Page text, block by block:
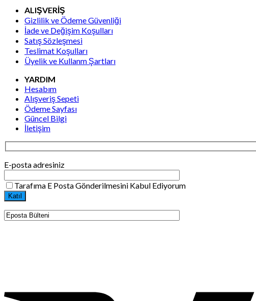
ALIŞVERİŞ
Gizlilik ve Ödeme Güvenliği
İade ve Değişim Koşulları
Satış Sözleşmesi
Teslimat Koşulları
Üyelik ve Kullanm Şartları
YARDIM
Hesabım
Alışveriş Sepeti
Ödeme Sayfası
Güncel Bilgi
İletişim
E-posta adresiniz
Tarafıma E Posta Gönderilmesini Kabul Ediyorum